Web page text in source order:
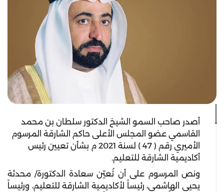
أصدر صاحب السمو الشيخ الدكتور سلطان بن محمد
القاسمي عضو المجلس الأعلى حاكم الشارقة المرسوم
الأميري رقم ( 47 ) لسنة 2021 م بشأن تعيين رئيس
أكاديمية الشارقة للتعليم.
ونص المرسوم على أن تُعيّن سعادة الدكتورة/ محدثة
يحيى الهاشمي، رئيساً لأكاديمية الشارقة للتعليم، ورئيساً